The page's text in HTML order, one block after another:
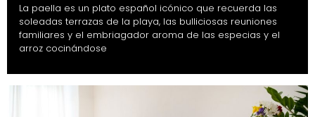
La paella es un plato español icónico que recuerda las
soleadas terrazas de la playa, las bulliciosas reuniones
familiares y el embriagador aroma de las especias y el
arroz cocinándose